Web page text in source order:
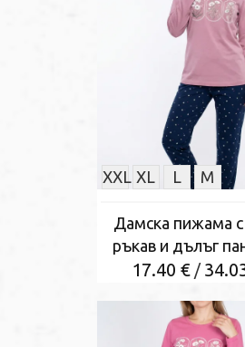
XXL XL L M
Дамска пижама
ръкав и дълъг
17.40 €/